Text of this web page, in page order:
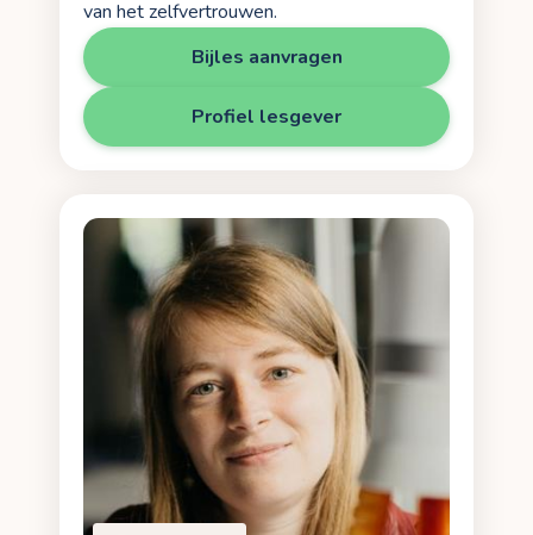
van het zelfvertrouwen.
Bijles aanvragen
Profiel lesgever